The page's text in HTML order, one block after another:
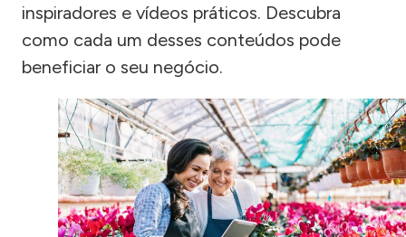
inspiradores e vídeos práticos. Descubra
como cada um desses conteúdos pode
beneficiar o seu negócio.